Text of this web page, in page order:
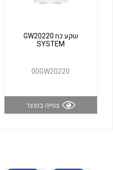
לכל מוצרי היצרן
שקע כח GW20220
SYSTEM
00GW20220
צפייה במוצר